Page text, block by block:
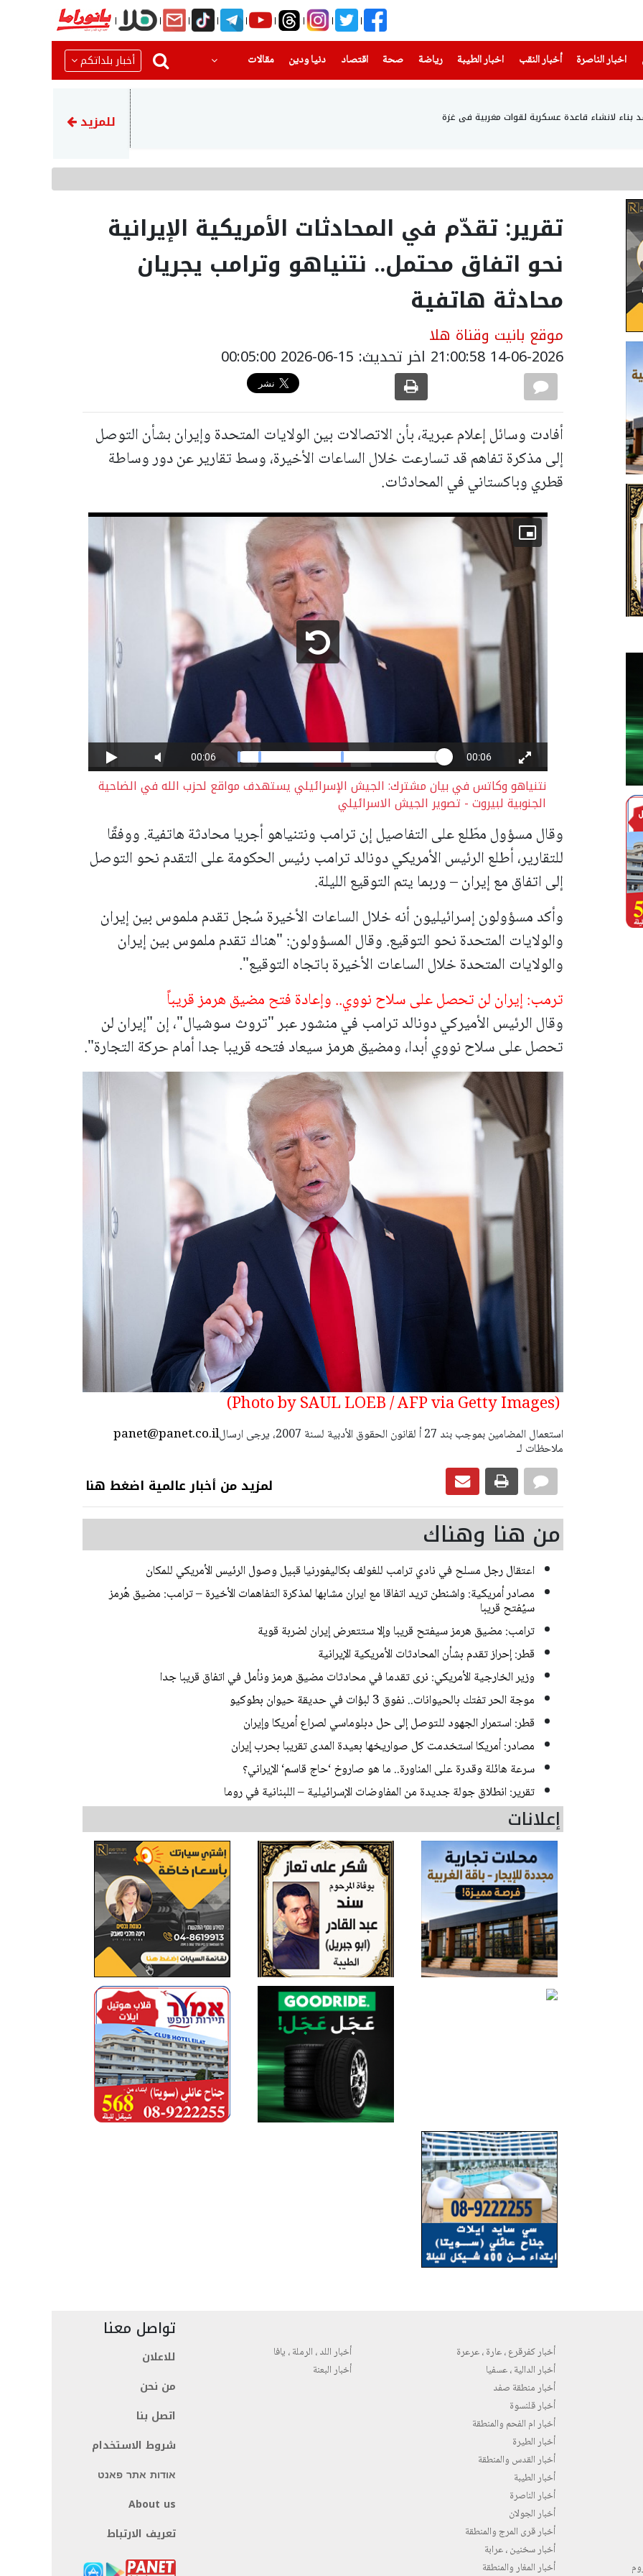
اخبار الناصرة
(current) أخبار النقب اخبار الطيبة(current) رياضة
(current) صحة(current) اقتصاد دنيا ودين
(current) مقالات أخبار بلداتكم
بناء لانشاء قاعدة عسكرية لقوات مغربية في غزة وزارة الصحة تعلن عن سحب
للمزيد
تقرير: تقدّم في المحادثات الأمريكية الإيرانية
نحو اتفاق محتمل.. نتنياهو وترامب يجريان
محادثة هاتفية
موقع بانيت وقناة هلا
14-06-2026 21:00:58 اخر تحديث: 15-06-2026 00:05:00
أفادت وسائل إعلام عبرية، بأن الاتصالات بين الولايات المتحدة وإيران بشأن التوصل
إلى مذكرة تفاهم قد تسارعت خلال الساعات الأخيرة، وسط تقارير عن دور وساطة
قطري وباكستاني في المحادثات.
نتنياهو وكاتس في بيان مشترك: الجيش الإسرائيلي يستهدف مواقع لحزب الله في الضاحية
الجنوبية لبيروت - تصوير الجيش الاسرائيلي
وقال مسؤول مطّلع على التفاصيل إن ترامب ونتنياهو أجريا محادثة هاتفية. ووفقًا
للتقارير، أطلع الرئيس الأمريكي دونالد ترامب رئيس الحكومة على التقدم نحو التوصل
إلى اتفاق مع إيران – وربما يتم التوقيع الليلة.
وأكد مسؤولون إسرائيليون أنه خلال الساعات الأخيرة سُجل تقدم ملموس بين إيران
والولايات المتحدة نحو التوقيع. وقال المسؤولون: "هناك تقدم ملموس بين إيران
والولايات المتحدة خلال الساعات الأخيرة باتجاه التوقيع".
ترمب: إيران لن تحصل على سلاح نووي.. وإعادة فتح مضيق هرمز قريباً
وقال الرئيس الأميركي دونالد ترامب في منشور عبر "تروث سوشيال"، إن "إيران لن
تحصل على سلاح نووي أبدا، ومضيق هرمز سيعاد فتحه قريبا جدا أمام حركة التجارة".
(Photo by SAUL LOEB / AFP via Getty Images)
panet@panet.co.ilاستعمال المضامين بموجب بند 27 أ لقانون الحقوق الأدبية لسنة 2007، يرجى ارسال
ملاحظات لـ
لمزيد من أخبار عالمية اضغط هنا
من هنا وهناك
اعتقال رجل مسلح في نادي ترامب للغولف بكاليفورنيا قبيل وصول الرئيس الأمريكي للمكان
مصادر أمريكية: واشنطن تريد اتفاقا مع ايران مشابها لمذكرة التفاهمات الأخيرة – ترامب: مضيق هُرمز
سيُفتح قريبا
ترامب: مضيق هرمز سيفتح قريبا وإلا ستتعرض إيران لضربة قوية
قطر: إحراز تقدم بشأن المحادثات الأمريكية الإيرانية
وزير الخارجية الأمريكي: نرى تقدما في محادثات مضيق هرمز ونأمل في اتفاق قريبا جدا
موجة الحر تفتك بالحيوانات.. نفوق 3 لبؤات في حديقة حيوان بطوكيو
قطر: استمرار الجهود للتوصل إلى حل دبلوماسي لصراع أمريكا وإيران
مصادر: أمريكا استخدمت كل صواريخها بعيدة المدى تقريبا بحرب إيران
سرعة هائلة وقدرة على المناورة.. ما هو صاروخ ‘حاج قاسم‘ الإيراني؟
تقرير: انطلاق جولة جديدة من المفاوضات الإسرائيلية – اللبنانية في روما
إعلانات
أخبار كفرقرع ، عارة ، عرعرة
أخبار الدالية ، عسفيا
أخبار منطقة صفد
أخبار قلنسوة
أخبار ام الفحم والمنطقة
أخبار الطيرة
أخبار القدس والمنطقة
أخبار الطيبة
أخبار الناصرة
أخبار الجولان
أخبار قرى المرج والمنطقة
أخبار سخنين ، عرابة
أخبار المغار والمنطقة
أخبار اللد ، الرملة ، يافا
أخبار البعنة
تواصل معنا
للاعلان
من نحن
اتصل بنا
شروط الاستخدام
אודות אתר פאנט
About us
تعريف الارتباط